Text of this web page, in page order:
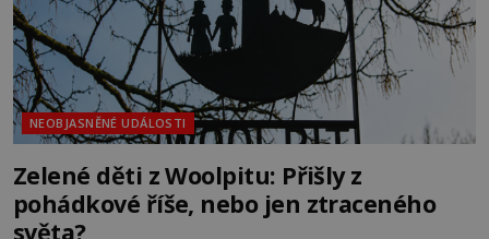
NEOBJASNĚNÉ UDÁLOSTI
Zelené děti z Woolpitu: Přišly z
pohádkové říše, nebo jen ztraceného
světa?